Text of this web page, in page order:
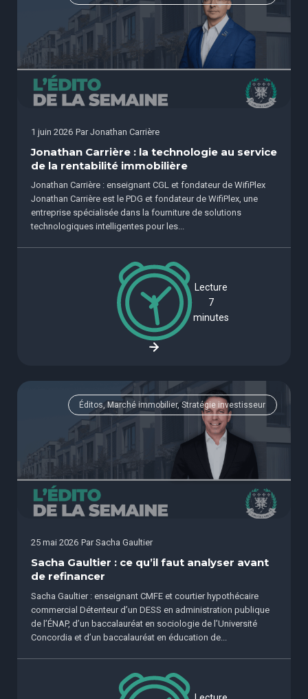
1 juin 2026 Par Jonathan Carrière
Jonathan Carrière : la technologie au service
de la rentabilité immobilière
Jonathan Carrière : enseignant CGL et fondateur de WifiPlex
Jonathan Carrière est le PDG et fondateur de WifiPlex, une
entreprise spécialisée dans la fourniture de solutions
technologiques intelligentes pour les...
Lecture
7
minutes
Éditos, Marché immobilier, Stratégie investisseur
25 mai 2026 Par Sacha Gaultier
Sacha Gaultier : ce qu’il faut analyser avant
de refinancer
Sacha Gaultier : enseignant CMFE et courtier hypothécaire
commercial Détenteur d’un DESS en administration publique
de l’ÉNAP, d’un baccalauréat en sociologie de l’Université
Concordia et d’un baccalauréat en éducation de...